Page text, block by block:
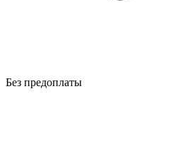
Без предоплаты